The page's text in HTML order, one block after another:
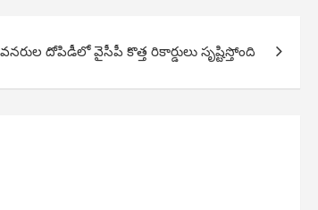
దోపిడీలో వైసీపీ కొత్త రికార్డులు సృష్టిస్తోంది